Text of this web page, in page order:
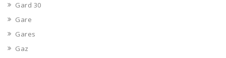
Gard 30
Gare
Gares
Gaz